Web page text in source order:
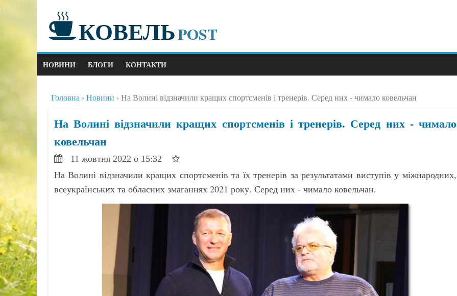
КОВЕЛЬPOST
НОВИНИ БЛОГИ КОНТАКТИ
Головна Новини На Волині відзначили кращих спортсменів і тренерів. Серед них - чимало ковельчан
На Волині відзначили кращих спортсменів і тренерів. Серед них - чимало
ковельчан
11 жовтня 2022 о 15:32
На Волині відзначили кращих спортсменів та їх тренерів за результатами виступів у міжнародних,
всеукраїнських та обласних змаганнях 2021 року. Серед них - чимало ковельчан.